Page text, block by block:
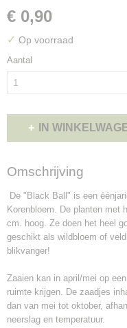
€ 0,90
✓ Op voorraad
Aantal
IN
Omschrijving
De "Black Ball" is een
Korenbloem. De planten met
cm. hoog. Ze doen het heel
geschikt als wildbloem of
blikvanger!
Zaaien kan in april/mei op
ruimte krijgen. De zaadjes
dan van mei tot oktober,
neerslag en temperatuur.